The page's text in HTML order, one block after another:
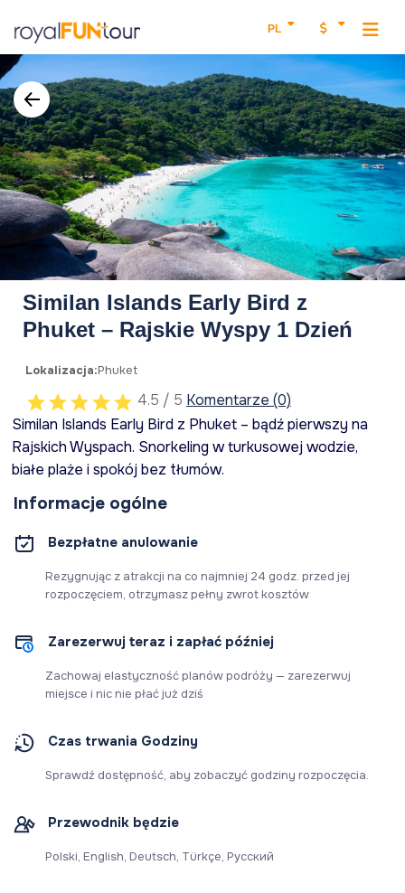
PL
Similan Islands Early Bird z
Phuket – Rajskie Wyspy 1 Dzień
Lokalizacja:Phuket
4.5 / 5 Komentarze (0)
Similan Islands Early Bird z Phuket – bądź pierwszy na
Rajskich Wyspach. Snorkeling w turkusowej wodzie,
białe plaże i spokój bez tłumów.
Informacje ogólne
Bezpłatne anulowanie
Rezygnując z atrakcji na co najmniej 24 godz. przed jej
rozpoczęciem, otrzymasz pełny zwrot kosztów
Zarezerwuj teraz i zapłać później
Zachowaj elastyczność planów podróży — zarezerwuj
miejsce i nic nie płać już dziś
Czas trwania Godziny
Sprawdź dostępność, aby zobaczyć godziny rozpoczęcia.
Przewodnik będzie
Polski, English, Deutsch, Türkçe, Русский